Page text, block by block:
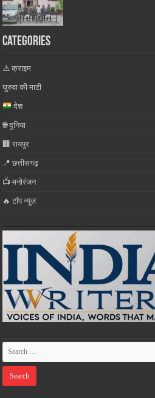
Categories
⚠️ क्राइम
घुरुवा की माटी
देश
🌐 दुनिया
🏢 रायपुर
📍 छत्तीसगढ़
📺 मनोरंजन
🔥 टॉप न्यूज़